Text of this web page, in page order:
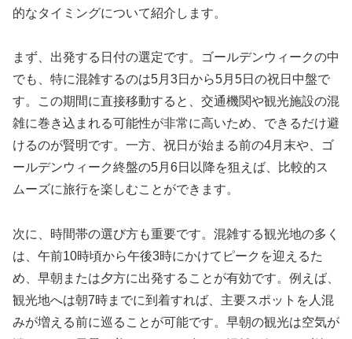
的なタイミングについて紹介します。
まず、出発する日付の選定です。ゴールデンウィークの中
でも、特に混雑するのは5月3日から5月5日の祝日中盤で
す。この期間に直接移動すると、交通機関や観光施設の混
雑に巻き込まれる可能性が非常に高いため、できるだけ避
けるのが賢明です。一方、祝日が始まる前の4月末や、ゴ
ールデンウィーク終盤の5月6日以降を狙えば、比較的ス
ムーズに旅行を楽しむことができます。
次に、時間帯の選び方も重要です。混雑する観光地の多く
は、午前10時頃から午後3時にかけてピークを迎えるた
め、早朝または夕方に出発することが有効です。例えば、
観光地へは朝7時までに到着すれば、主要スポットを人混
みが増える前に巡ることが可能です。早朝の観光は空気が